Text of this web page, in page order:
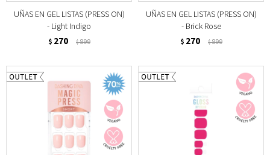
UÑAS EN GEL LISTAS (PRESS ON)
- Light Indigo
$ 270 $899
UÑAS EN GEL LISTAS (PRESS ON)
- Brick Rose
$ 270 $899